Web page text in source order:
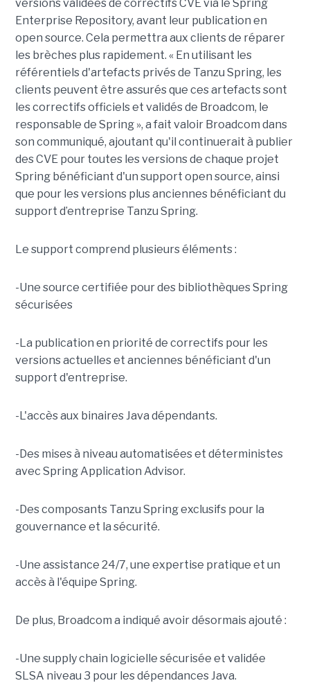
versions validées de correctifs CVE via le Spring
Enterprise Repository, avant leur publication en
open source. Cela permettra aux clients de réparer
les brèches plus rapidement. « En utilisant les
référentiels d'artefacts privés de Tanzu Spring, les
clients peuvent être assurés que ces artefacts sont
les correctifs officiels et validés de Broadcom, le
responsable de Spring », a fait valoir Broadcom dans
son communiqué, ajoutant qu'il continuerait à publier
des CVE pour toutes les versions de chaque projet
Spring bénéficiant d'un support open source, ainsi
que pour les versions plus anciennes bénéficiant du
support d’entreprise Tanzu Spring.
Le support comprend plusieurs éléments :
-Une source certifiée pour des bibliothèques Spring
sécurisées
-La publication en priorité de correctifs pour les
versions actuelles et anciennes bénéficiant d'un
support d'entreprise.
-L'accès aux binaires Java dépendants.
-Des mises à niveau automatisées et déterministes
avec Spring Application Advisor.
-Des composants Tanzu Spring exclusifs pour la
gouvernance et la sécurité.
-Une assistance 24/7, une expertise pratique et un
accès à l'équipe Spring.
De plus, Broadcom a indiqué avoir désormais ajouté :
-Une supply chain logicielle sécurisée et validée
SLSA niveau 3 pour les dépendances Java.